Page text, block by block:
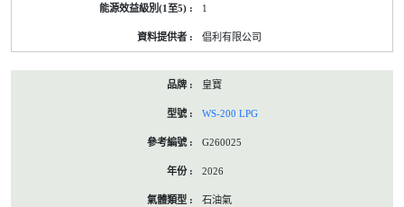
1
倡利有限公司
皇寶
WS-200 LPG
G260025
2026
石油氣